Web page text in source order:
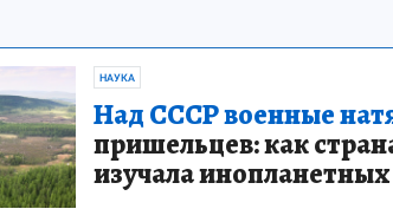
НАУКА
Над СССР военные
пришельцев: как
изучала